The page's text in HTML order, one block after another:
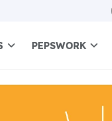
PEPSWORK